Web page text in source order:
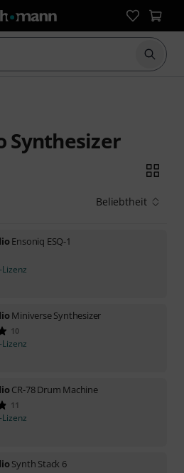
Suche
Synthesizer
Beliebtheit
Ensoniq ESQ-1
Miniverse Synthesizer
10
CR-78 Drum Machine
11
Synth Stack 6